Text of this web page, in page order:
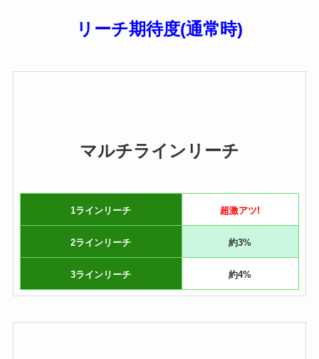
リーチ期待度(通常時)
マルチラインリーチ
1ラインリーチ 超激アツ!
2ラインリーチ 約3%
3ラインリーチ 約4%